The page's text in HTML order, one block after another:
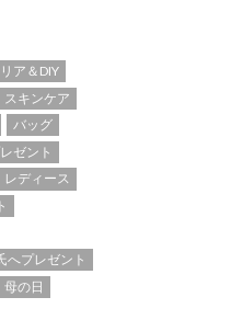
ア＆DIY
スキンケア
バッグ
ゼント
レディース
へプレゼント
母の日